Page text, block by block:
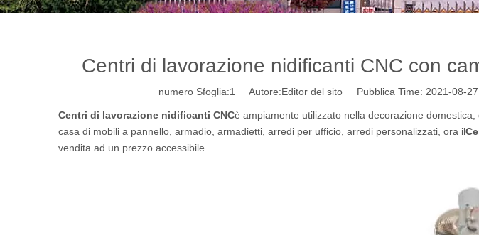
Centri di lavorazione nidificanti CNC con
numero Sfoglia:1 Autore:Editor del sito Pubblica Time: 2021-08-
Centri di lavorazione nidificanti CNCè ampiamente utilizzato nella decorazione
casa di mobili a pannello, armadio, armadietti, arredi per ufficio, arredi personalizzati, ora il
vendita ad un prezzo accessibile.